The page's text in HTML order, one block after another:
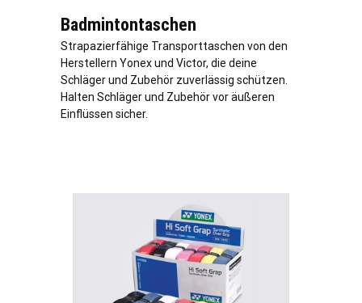
Badmintontaschen
Strapazierfähige Transporttaschen von den
Herstellern Yonex und Victor, die deine
Schläger und Zubehör zuverlässig schützen.
Halten Schläger und Zubehör vor äußeren
Einflüssen sicher.